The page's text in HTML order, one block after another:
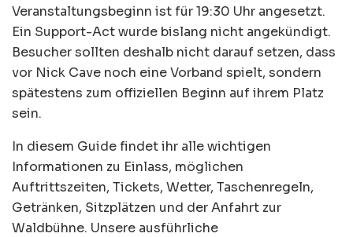
Veranstaltungsbeginn ist für 19:30 Uhr angesetzt.
Ein Support-Act wurde bislang nicht angekündigt.
Besucher sollten deshalb nicht darauf setzen, dass
vor Nick Cave noch eine Vorband spielt, sondern
spätestens zum offiziellen Beginn auf ihrem Platz
sein.
In diesem Guide findet ihr alle wichtigen
Informationen zu Einlass, möglichen
Auftrittszeiten, Tickets, Wetter, Taschenregeln,
Getränken, Sitzplätzen und der Anfahrt zur
Waldbühne. Unsere ausführliche